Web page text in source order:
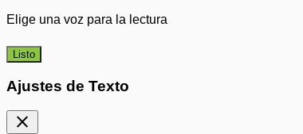
Elige una voz para la lectura
Listo
Ajustes de Texto
close